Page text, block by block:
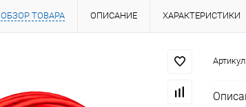
ОБЗОР ТОВАРА ОПИСАНИЕ ХАРАКТЕРИСТИКИ
Артикул: